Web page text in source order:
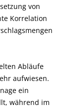
von
Korrelation
Abläufe
aufwiesen.
ein
während im